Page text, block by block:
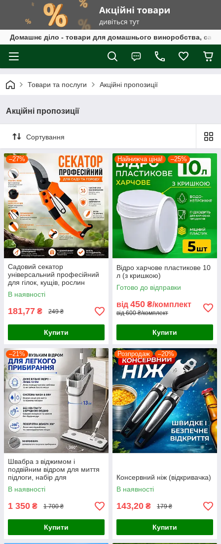
Домашнє діло - товари для домашнього виноробства,
Товари та послуги Акційні пропозиції
Акційні пропозиції
Сортування
–27%
Садовий секатор
універсальний професійний
для гілок, кущів, рослин
В наявності
181,77 ₴ 249 ₴
Купити
Найнижча ціна! –25%
Відро харчове пластикове 10
л (з кришкою)
Готово до відправки
від 450 ₴/комплект
від 600 ₴/комплект
Купити
–21%
Швабра з віджимом і
подвійним відром для миття
підлоги, набір для
прибирання з мікрофіброю
та поворотною насадкою
В наявності
1 350 ₴ 1 700 ₴
Купити
Розпродаж –20%
Консервний ніж (відкривачка)
В наявності
143,20 ₴ 179 ₴
Купити